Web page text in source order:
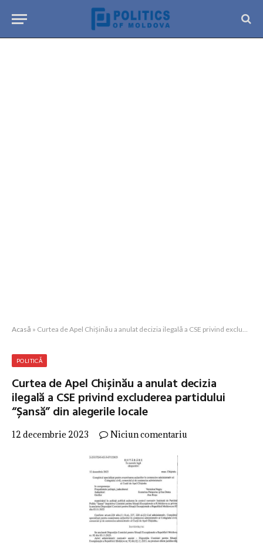
Acasă » Curtea de Apel Chișinău a anulat decizia ilegală a CSE privind excluderea partidului “Șansă” din alegerile locale
POLITICĂ
Curtea de Apel Chișinău a anulat decizia
ilegală a CSE privind excluderea partidului
“Șansă” din alegerile locale
12 decembrie 2023 Niciun comentariu